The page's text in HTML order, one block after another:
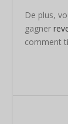
De plus,
gagner
comment